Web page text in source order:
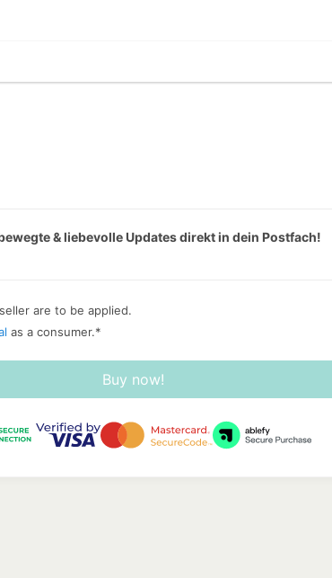
& liebevolle Updates direkt in dein Postfach!
are to be applied.
as a consumer.*
Buy now!